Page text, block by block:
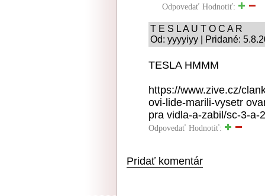
Odpovedať Hodnotiť:
T E S L A U T O C A R
Od: yyyyiyy | Pridané:
TESLA HMMM
https://www.zive.cz/
ovi-lide-marili-vysetr
pra vidla-a-zabil/sc-3-a-
Odpovedať Hodnotiť:
Pridať komentár